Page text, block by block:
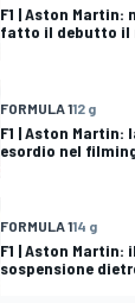
F1 | Aston
fatto il debutto il
FORMULA 112 g
F1 | Aston
esordio nel
FORMULA 114 g
F1 | Aston
sospensione